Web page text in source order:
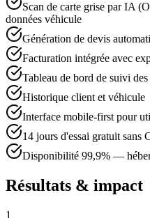
Scan de carte grise par IA
données véhicule
Génération de devis
Facturation intégrée avec
Tableau de bord de suivi
Historique client et véhicule
Interface mobile-first pour
14 jours d'essai gratuit sans
Disponibilité 99,9% —
Résultats & impact
1